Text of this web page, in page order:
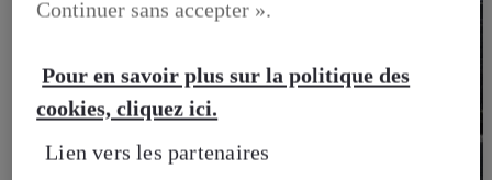
Continuer sans accepter ».
Pour en savoir plus sur la politique des
cookies, cliquez ici.
Lien vers les partenaires